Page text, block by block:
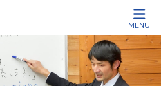
MENU